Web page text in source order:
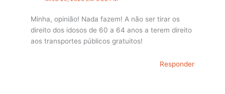
Minha, opinião! Nada fazem! A não ser tirar os
direito dos idosos de 60 a 64 anos a terem direito
aos transportes públicos gratuitos!
Responder